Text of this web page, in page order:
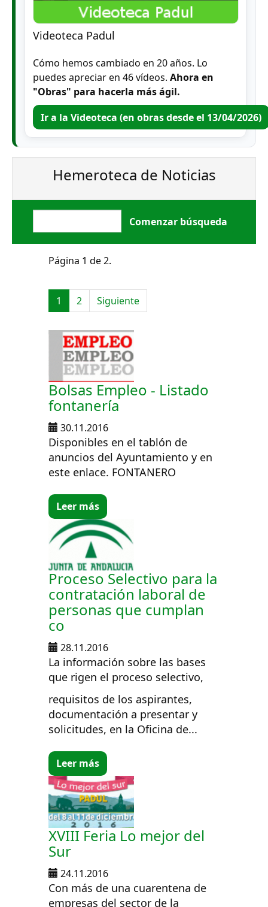
Videoteca Padul
Cómo hemos cambiado en 20 años. Lo
puedes apreciar en 46 vídeos. Ahora en
"Obras" para hacerla más ágil.
Ir a la Videoteca (en obras desde el 13/04/2026)
Hemeroteca de Noticias
Página 1 de 2.
1 2 Siguiente
Bolsas Empleo - Listado
fontanería
30.11.2016
Disponibles en el tablón de
anuncios del Ayuntamiento y en
este enlace. FONTANERO
Leer más
Proceso Selectivo para la
contratación laboral de
personas que cumplan
co
28.11.2016
La información sobre las bases
que rigen el proceso selectivo,
requisitos de los aspirantes,
documentación a presentar y
solicitudes, en la Oficina de...
Leer más
XVIII Feria Lo mejor del
Sur
24.11.2016
Con más de una cuarentena de
empresas del sector de la